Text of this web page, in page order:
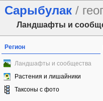
Сарыбулак /
Ландшафты и
Регион
Ландшафты и сообщества
Растения и лишайники
Таксоны с фото